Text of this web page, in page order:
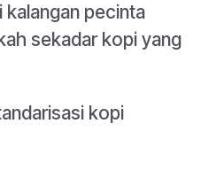
pecinta
sekadar kopi yang
kopi